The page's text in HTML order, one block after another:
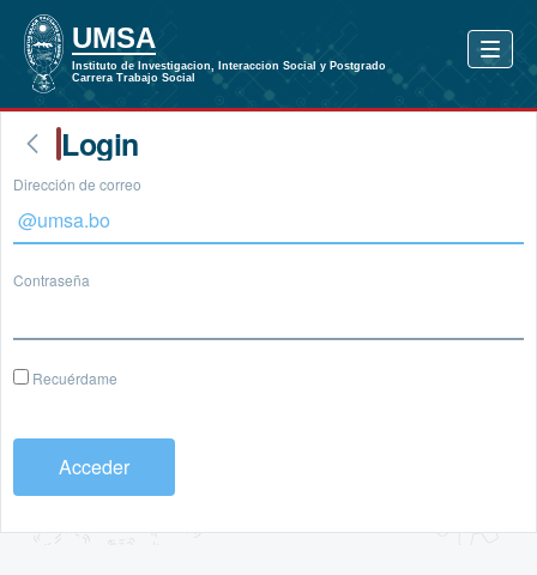
Login
Dirección de correo
Contraseña
Recuérdame
Acceder